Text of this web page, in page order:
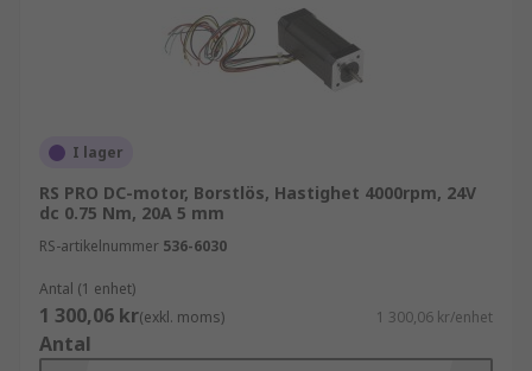
I lager
RS PRO DC-motor, Borstlös, Hastighet 4000rpm, 24V
dc 0.75 Nm, 20A 5 mm
RS-artikelnummer 536-6030
Antal (1 enhet)
1 300,06 kr(exkl. moms) 1 300,06 kr/enhet
Antal